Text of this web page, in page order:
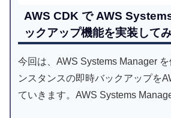
AWS CDK で AWS
ックアップ機能を実装して
今回は、AWS Systems Manager
ンスタンスの即時バックアップを
ていきます。AWS Systems
クアップは、緊急時の即座な対応